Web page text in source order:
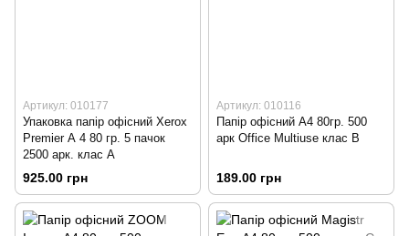
Артикул: 010177
Упаковка папір офісний Xerox
Premier А 4 80 гр. 5 пачок
2500 арк. клас А
925.00 грн
Артикул: 010116
Папір офісний A4 80гр. 500
арк Office Multiuse клас B
189.00 грн